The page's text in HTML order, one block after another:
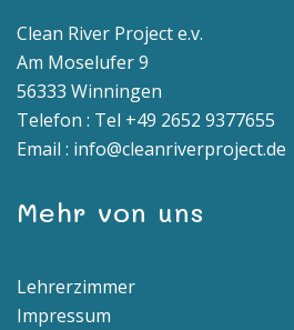
Clean River Project e.v.
Am Moselufer 9
56333 Winningen
Telefon : Tel +49 2652 9377655
Email : info@cleanriverproject.de
Mehr von uns
Lehrerzimmer
Impressum